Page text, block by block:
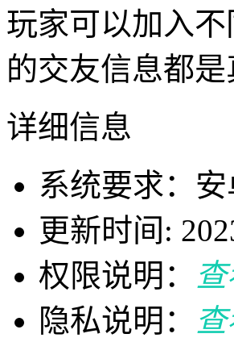
玩家可以加入
的交友信息都
详细信息
系统要求：安
更新时间:
权限说明：
隐私说明：